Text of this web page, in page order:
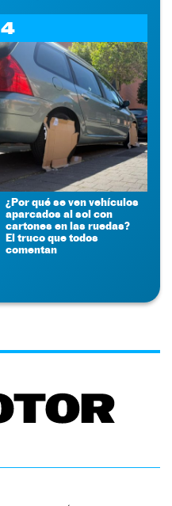
4
¿Por qué se ven vehículos
aparcados al sol con
cartones en las ruedas?
El truco que todos
comentan